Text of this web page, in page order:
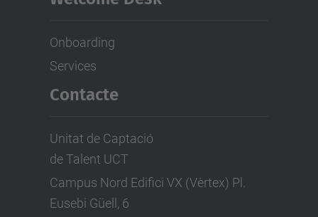
Onboarding
Services
Contacte
Unitat de Captació
de Talent UCT
Campus Nord Edifici VX (Vèrtex) Pl.
Eusebi Güell, 6